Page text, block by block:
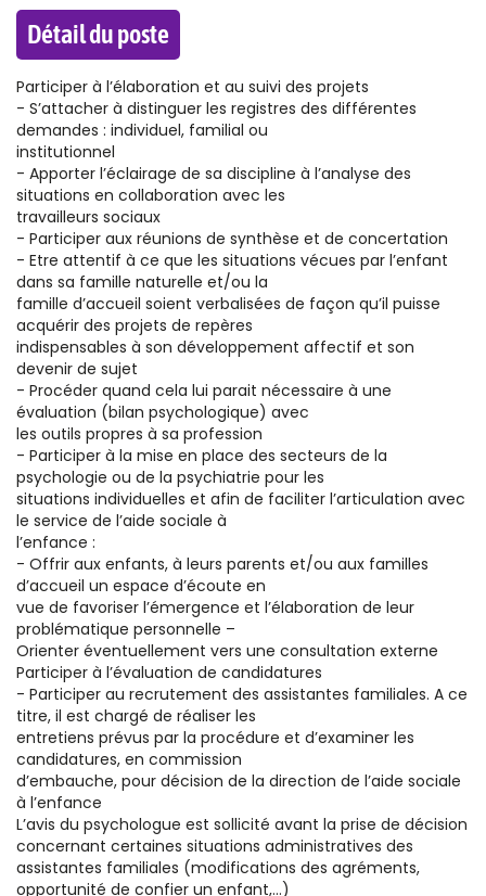
Détail du poste
Participer à l’élaboration et au suivi des projets
- S’attacher à distinguer les registres des différentes
demandes : individuel, familial ou
institutionnel
- Apporter l’éclairage de sa discipline à l’analyse des
situations en collaboration avec les
travailleurs sociaux
- Participer aux réunions de synthèse et de concertation
- Etre attentif à ce que les situations vécues par l’enfant
dans sa famille naturelle et/ou la
famille d’accueil soient verbalisées de façon qu’il puisse
acquérir des projets de repères
indispensables à son développement affectif et son
devenir de sujet
- Procéder quand cela lui parait nécessaire à une
évaluation (bilan psychologique) avec
les outils propres à sa profession
- Participer à la mise en place des secteurs de la
psychologie ou de la psychiatrie pour les
situations individuelles et afin de faciliter l’articulation avec
le service de l’aide sociale à
l’enfance :
- Offrir aux enfants, à leurs parents et/ou aux familles
d’accueil un espace d’écoute en
vue de favoriser l’émergence et l’élaboration de leur
problématique personnelle –
Orienter éventuellement vers une consultation externe
Participer à l’évaluation de candidatures
- Participer au recrutement des assistantes familiales. A ce
titre, il est chargé de réaliser les
entretiens prévus par la procédure et d’examiner les
candidatures, en commission
d’embauche, pour décision de la direction de l’aide sociale
à l’enfance
L’avis du psychologue est sollicité avant la prise de décision
concernant certaines situations administratives des
assistantes familiales (modifications des agréments,
opportunité de confier un enfant,…)